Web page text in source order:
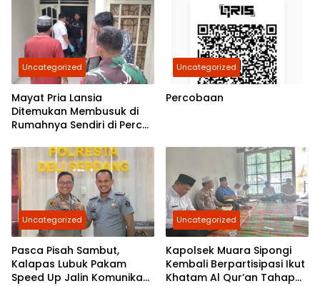
Uncategorized
Mayat Pria Lansia
Ditemukan Membusuk di
Rumahnya Sendiri di Percut
Uncategorized
Percobaan
Uncategorized
Pasca Pisah Sambut,
Kalapas Lubuk Pakam
Speed Up Jalin Komunikasi
Uncategorized
Kapolsek Muara Sipongi
Kembali Berpartisipasi Ikut
Khatam Al Qur’an Tahap